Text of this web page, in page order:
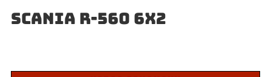
SCANIA R-560 6X2